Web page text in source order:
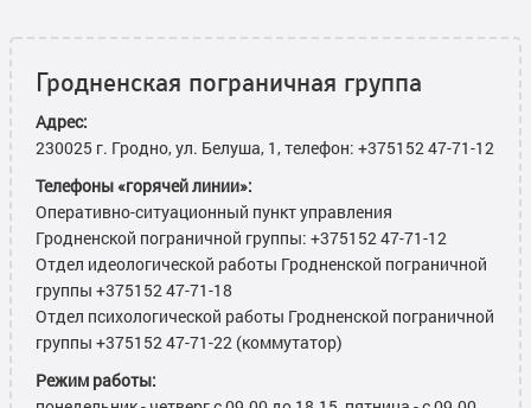
Гродненская пограничная группа
Адрес:
230025 г. Гродно, ул. Белуша, 1, телефон: +375152 47-71-12
Телефоны «горячей линии»:
Оперативно-ситуационный пункт управления
Гродненской пограничной группы: +375152 47-71-12
Отдел идеологической работы Гродненской пограничной
группы +375152 47-71-18
Отдел психологической работы Гродненской пограничной
группы +375152 47-71-22 (коммутатор)
Режим работы: